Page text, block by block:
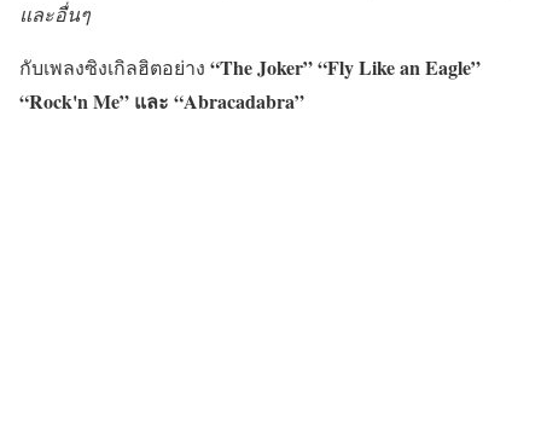
และอื่นๆ
กับเพลงซิงเกิลฮิตอย่าง “The Joker” “Fly Like an Eagle”
“Rock'n Me” และ “Abracadabra”